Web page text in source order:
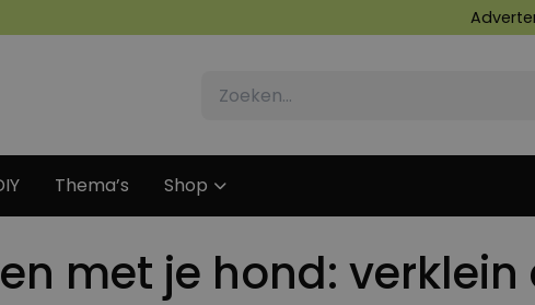
Thema’s Shop
met je hond: